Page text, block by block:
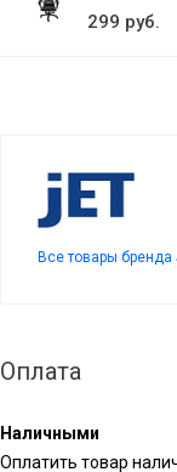
299 руб.
Все товары бренда
Оплата
Наличными
Оплатить товар